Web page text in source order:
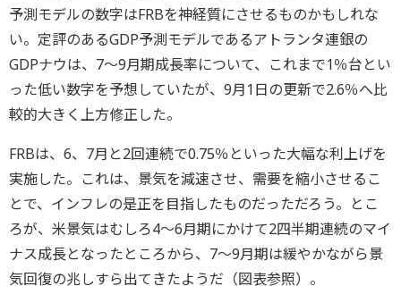
予測モデルの数字はFRBを神経質にさせるものかもしれな
い。定評のあるGDP予測モデルであるアトランタ連銀の
GDPナウは、7～9月期成長率について、これまで1％台とい
った低い数字を予想していたが、9月1日の更新で2.6％へ比
較的大きく上方修正した。
FRBは、6、7月と2回連続で0.75％といった大幅な利上げを
実施した。これは、景気を減速させ、需要を縮小させるこ
とで、インフレの是正を目指したものだっただろう。とこ
ろが、米景気はむしろ4～6月期にかけて2四半期連続のマイ
ナス成長となったところから、7～9月期は緩やかながら景
気回復の兆しすら出てきたようだ（図表参照）。